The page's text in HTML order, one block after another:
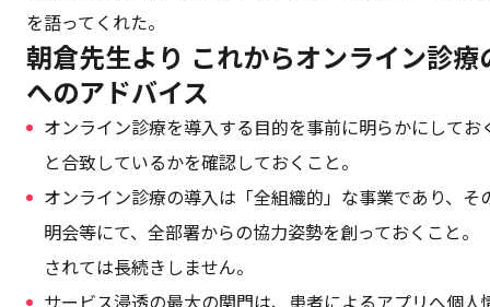
を語ってくれた。
朝倉先生より これからオンライン診
へのアドバイス
オンライン診療を導入する目的を事前に明らかにして
と合致しているかを確認しておくこと。
オンライン診療の導入は「全組織的」な事業であり、
明会等にて、全部署からの協力姿勢を創っておくこと
されては長続きしません。